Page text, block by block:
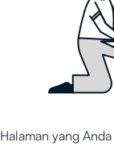
Halaman yang